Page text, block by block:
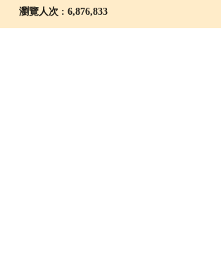
瀏覽人次 : 6,876,833